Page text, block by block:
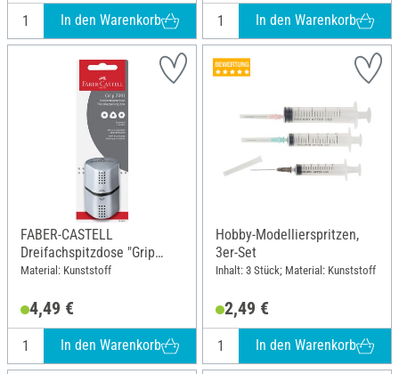
In den Warenkorb In den Warenkorb
FABER-CASTELL
Dreifachspitzdose "Grip
2001"
Material: Kunststoff
4,49 €
In den Warenkorb
Hobby-Modellierspritzen,
3er-Set
Inhalt: 3 Stück; Material: Kunststoff
2,49 €
In den Warenkorb